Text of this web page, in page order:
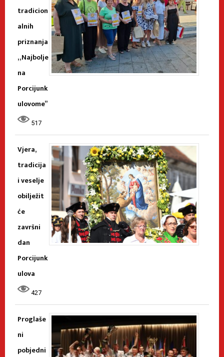
tradicion
alnih
priznanja
„Najbolje
na
Porcijunk
ulovome”
517
Vjera,
tradicija
i veselje
obilježit
će
završni
dan
Porcijunk
ulova
427
Proglaše
ni
pobjedni